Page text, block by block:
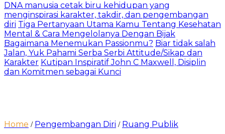
DNA manusia cetak biru kehidupan yang
menginspirasi karakter, takdir, dan pengembangan
diri Tiga Pertanyaan Utama Kamu Tentang Kesehatan
Mental & Cara Mengelolanya Dengan Bijak
Bagaimana Menemukan Passionmu? Biar tidak salah
Jalan, Yuk Pahami Serba Serbi Attitude/Sikap dan
Karakter Kutipan Inspiratif John C Maxwell, Disiplin
dan Komitmen sebagai Kunci
Home / Pengembangan Diri / Ruang Publik